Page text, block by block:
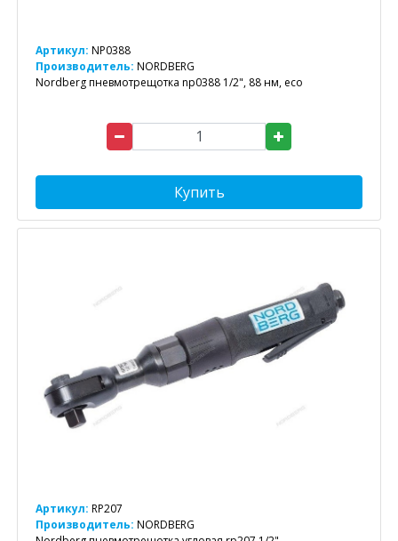
Артикул: NP0388
Производитель: NORDBERG
Nordberg пневмотрещотка np0388 1/2", 88 нм, eco
Купить
Артикул: RP207
Производитель: NORDBERG